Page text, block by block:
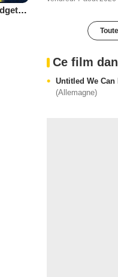
Inspecteur Gadget 2(V)
Ce film
Untitled We Can
(Allemagne)